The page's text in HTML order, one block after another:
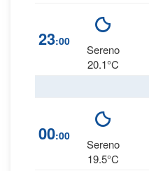
23:00
Sereno
20.1°C
00:00
Sereno
19.5°C